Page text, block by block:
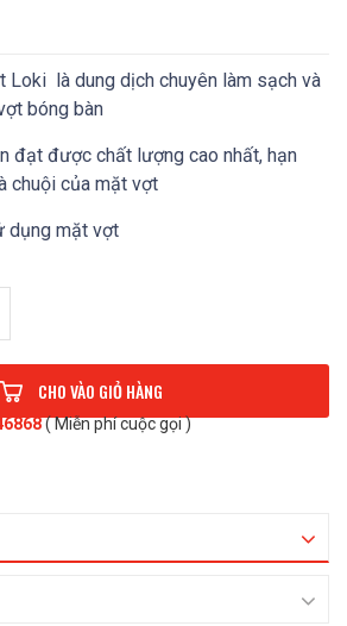
Loki là dung dịch chuyên làm sạch và
bóng bàn
đạt được chất lượng cao nhất, hạn
chuội của mặt vợt
dụng mặt vợt
CHO VÀO GIỎ HÀNG
( Miễn phí cuộc gọi )